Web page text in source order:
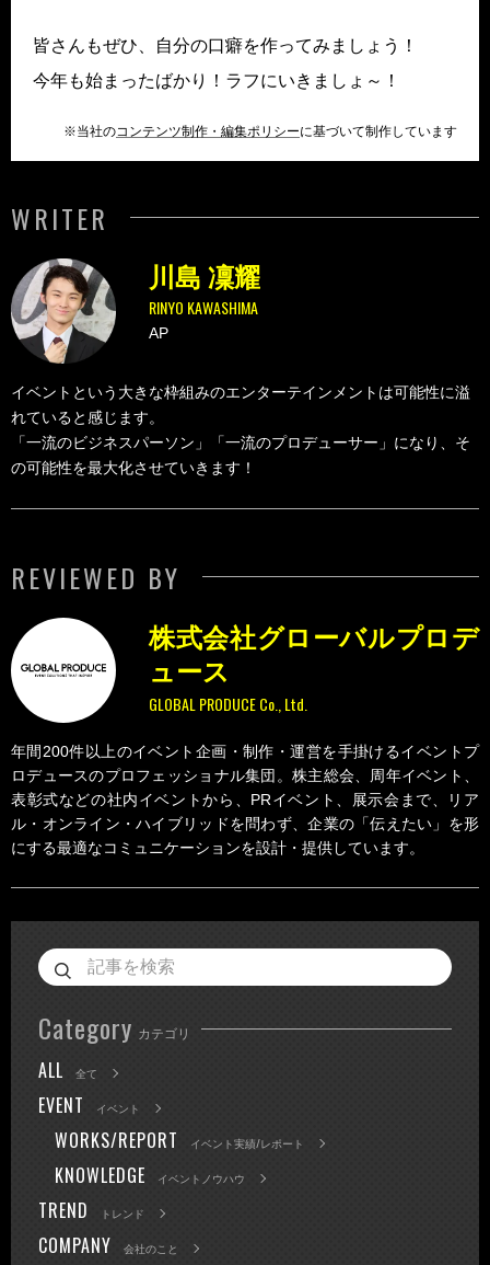
皆さんもぜひ、自分の口癖を作ってみましょう！
今年も始まったばかり！ラフにいきましょ～！
※当社のコンテンツ制作・編集ポリシーに基づいて制作しています
WRITER
RINYO KAWASHIMA
川島 凜耀
AP
イベントという大きな枠組みのエンターテインメントは可能性に溢
れていると感じます。
「一流のビジネスパーソン」「一流のプロデューサー」になり、そ
の可能性を最大化させていきます！
REVIEWED BY
GLOBAL PRODUCE Co., Ltd.
株式会社グローバルプロデ
ュース
年間200件以上のイベント企画・制作・運営を手掛けるイベントプ
ロデュースのプロフェッショナル集団。株主総会、周年イベント、
表彰式などの社内イベントから、PRイベント、展示会まで、リア
ル・オンライン・ハイブリッドを問わず、企業の「伝えたい」を形
にする最適なコミュニケーションを設計・提供しています。
Category カテゴリ
ALL 全て
EVENT イベント
WORKS/REPORT イベント実績/レポート
KNOWLEDGE イベントノウハウ
TREND トレンド
COMPANY 会社のこと